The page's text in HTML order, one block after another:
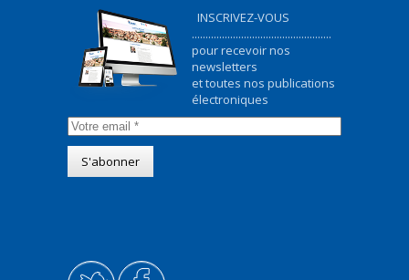
INSCRIVEZ-VOUS
...................................................
pour recevoir nos
newsletters
et toutes nos publications
électroniques